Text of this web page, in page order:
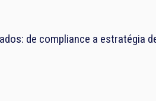
de compliance a estratégia